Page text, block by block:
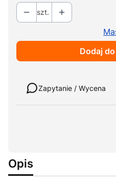
szt.
Dodaj
Zapytanie / Wycena
Opis